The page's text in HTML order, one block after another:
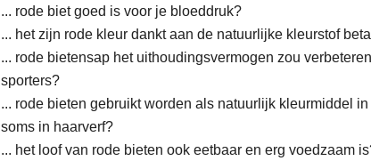
... rode biet goed is voor je bloeddruk?
... het zijn rode kleur dankt aan de natuurlijke kleurstof
... rode bietensap het uithoudingsvermogen zou
sporters?
... rode bieten gebruikt worden als natuurlijk kleurmiddel
soms in haarverf?
... het loof van rode bieten ook eetbaar en erg voedzaam